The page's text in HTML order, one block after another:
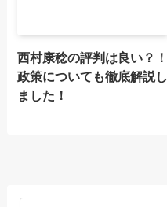
西村康稔の評判は良い？！
政策についても徹底解説し
ました！